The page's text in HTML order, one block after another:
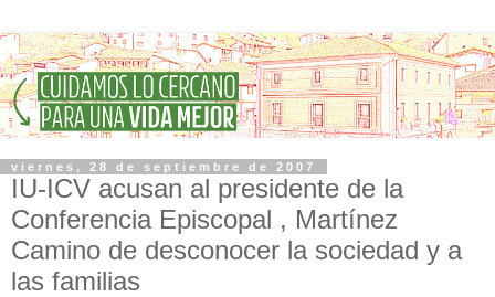
viernes, 28 de septiembre de 2007
IU-ICV acusan al presidente de la
Conferencia Episcopal , Martínez
Camino de desconocer la sociedad y a
las familias